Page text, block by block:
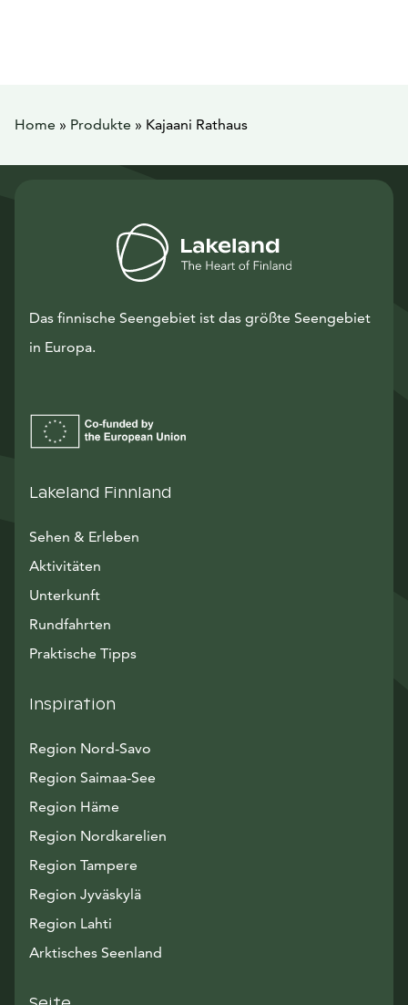
Home » Produkte » Kajaani Rathaus
Das finnische Seengebiet ist das größte Seengebiet
in Europa.
Lakeland Finnland
Sehen & Erleben
Aktivitäten
Unterkunft
Rundfahrten
Praktische Tipps
Inspiration
Region Nord-Savo
Region Saimaa-See
Region Häme
Region Nordkarelien
Region Tampere
Region Jyväskylä
Region Lahti
Arktisches Seenland